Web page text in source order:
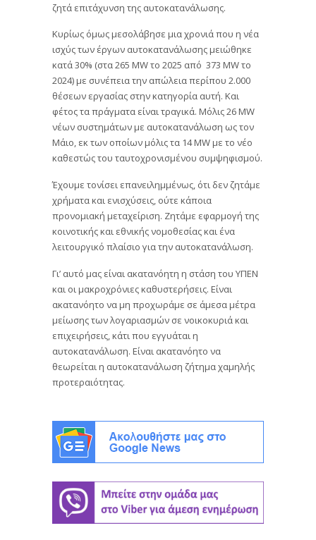
ζητά επιτάχυνση της αυτοκατανάλωσης.
Κυρίως όμως μεσολάβησε μια χρονιά που η νέα
ισχύς των έργων αυτοκατανάλωσης μειώθηκε
κατά 30% (στα 265 MW το 2025 από 373 MW το
2024) με συνέπεια την απώλεια περίπου 2.000
θέσεων εργασίας στην κατηγορία αυτή. Και
φέτος τα πράγματα είναι τραγικά. Μόλις 26 MW
νέων συστημάτων με αυτοκατανάλωση ως τον
Μάιο, εκ των οποίων μόλις τα 14 MW με το νέο
καθεστώς του ταυτοχρονισμένου συμψηφισμού.
Έχουμε τονίσει επανειλημμένως, ότι δεν ζητάμε
χρήματα και ενισχύσεις, ούτε κάποια
προνομιακή μεταχείριση. Ζητάμε εφαρμογή της
κοινοτικής και εθνικής νομοθεσίας και ένα
λειτουργικό πλαίσιο για την αυτοκατανάλωση.
Γι’ αυτό μας είναι ακατανόητη η στάση του ΥΠΕΝ
και οι μακροχρόνιες καθυστερήσεις. Είναι
ακατανόητο να μη προχωράμε σε άμεσα μέτρα
μείωσης των λογαριασμών σε νοικοκυριά και
επιχειρήσεις, κάτι που εγγυάται η
αυτοκατανάλωση. Είναι ακατανόητο να
θεωρείται η αυτοκατανάλωση ζήτημα χαμηλής
προτεραιότητας.